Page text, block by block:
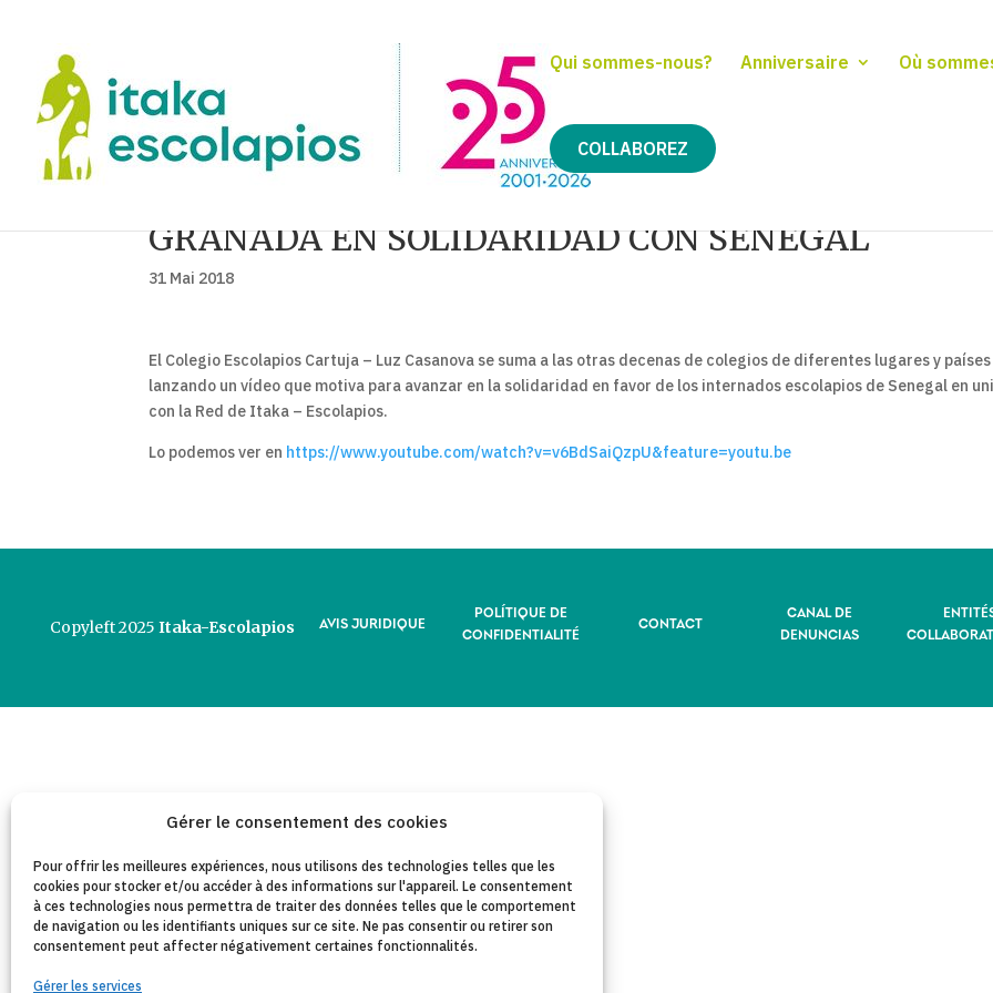
Gérer le consentement des cookies
Pour offrir les meilleures expériences, nous utilisons des technologies telles que les
cookies pour stocker et/ou accéder à des informations sur l'appareil. Le consentement
à ces technologies nous permettra de traiter des données telles que le comportement
de navigation ou les identifiants uniques sur ce site. Ne pas consentir ou retirer son
consentement peut affecter négativement certaines fonctionnalités.
Gérer les services
Qui sommes-nous? Anniversaire Où
COLLABOREZ
GRANADA EN SOLIDARIDAD CON SENEGAL
31 Mai 2018
El Colegio Escolapios Cartuja – Luz Casanova se suma a las otras decenas de colegios de diferentes lugares y países
lanzando un vídeo que motiva para avanzar en la solidaridad en favor de los internados escolapios de Senegal en
con la Red de Itaka – Escolapios.
Lo podemos ver en https://www.youtube.com/watch?v=v6BdSaiQzpU&feature=youtu.be
Copyleft 2025 Itaka-Escolapios AVIS JURIDIQUE
POLÍTIQUE DE
CONFIDENTIALITÉ
CONTACT
CANAL DE
DENUNCIAS